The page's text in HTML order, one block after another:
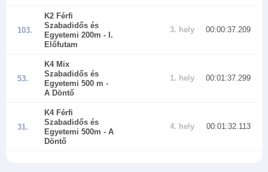
103.
K2 Férfi
Szabadidős és
Egyetemi 200m - I.
Előfutam
3. hely 00:00:37.209
53.
K4 Mix
Szabadidős és
Egyetemi 500 m -
A Döntő
1. hely 00:01:37.299
31.
K4 Férfi
Szabadidős és
Egyetemi 500m - A
Döntő
4. hely 00:01:32.113